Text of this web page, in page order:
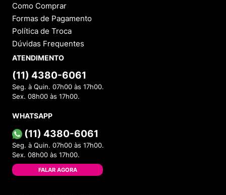
Como Comprar
Formas de Pagamento
Política de Troca
Dúvidas Frequentes
ATENDIMENTO
(11) 4380-6061
Seg. à Quin. 07h00 às 17h00.
Sex. 08h00 às 17h00.
WHATSAPP
(11) 4380-6061
Seg. à Quin. 07h00 às 17h00.
Sex. 08h00 às 17h00.
FALAR AGORA